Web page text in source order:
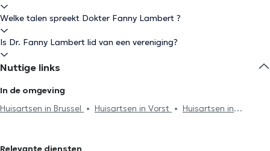
Welke talen spreekt Dokter Fanny Lambert ?
Is Dr. Fanny Lambert lid van een vereniging?
Nuttige links
In de omgeving
Huisartsen in Brussel
Huisartsen in Vorst
Huisartsen in
Relevante diensten